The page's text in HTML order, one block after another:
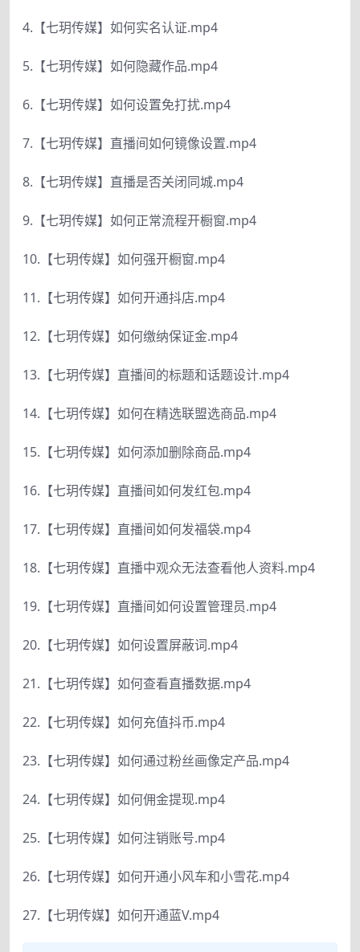
4.【七玥传媒】如何实名认证.mp4
5.【七玥传媒】如何隐藏作品.mp4
6.【七玥传媒】如何设置免打扰.mp4
7.【七玥传媒】直播间如何镜像设置.mp4
8.【七玥传媒】直播是否关闭同城.mp4
9.【七玥传媒】如何正常流程开橱窗.mp4
10.【七玥传媒】如何强开橱窗.mp4
11.【七玥传媒】如何开通抖店.mp4
12.【七玥传媒】如何缴纳保证金.mp4
13.【七玥传媒】直播间的标题和话题设计.mp4
14.【七玥传媒】如何在精选联盟选商品.mp4
15.【七玥传媒】如何添加删除商品.mp4
16.【七玥传媒】直播间如何发红包.mp4
17.【七玥传媒】直播间如何发福袋.mp4
18.【七玥传媒】直播中观众无法查看他人资料.mp4
19.【七玥传媒】直播间如何设置管理员.mp4
20.【七玥传媒】如何设置屏蔽词.mp4
21.【七玥传媒】如何查看直播数据.mp4
22.【七玥传媒】如何充值抖币.mp4
23.【七玥传媒】如何通过粉丝画像定产品.mp4
24.【七玥传媒】如何佣金提现.mp4
25.【七玥传媒】如何注销账号.mp4
26.【七玥传媒】如何开通小风车和小雪花.mp4
27.【七玥传媒】如何开通蓝V.mp4